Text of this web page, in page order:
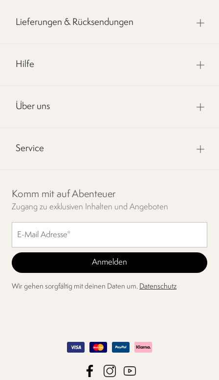
Lieferungen & Rücksendungen
Hilfe
Über uns
Service
Komm mit auf Abenteuer
Zugang zu exklusiven Inhalten und Angeboten
Wir gehen sorgfältig mit deinen Daten um. Datenschutz